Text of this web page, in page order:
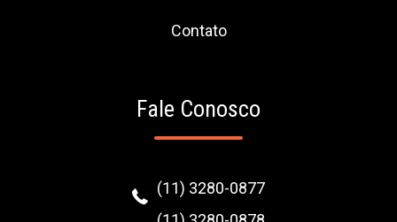
Contato
Fale Conosco
(11) 3280-0877